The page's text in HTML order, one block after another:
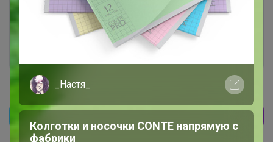
Это займет меньше минуты
Зарегистрироваться
Реклама
_Настя_
Колготки и носочки CONTE напрямую с
фабрики